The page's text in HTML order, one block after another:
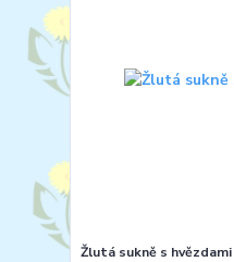
Žlutá sukně s